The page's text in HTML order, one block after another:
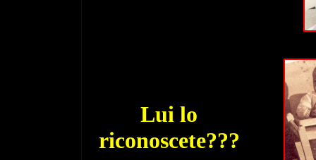
Lui lo
riconoscete???